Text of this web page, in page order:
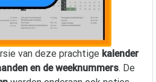
van deze prachtige kalender
en de weeknummers. De